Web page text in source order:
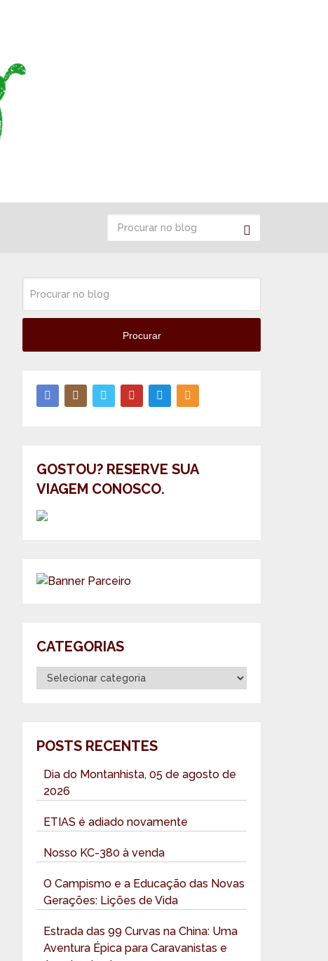
Procurar
GOSTOU? RESERVE SUA
VIAGEM CONOSCO.
CATEGORIAS
Categorias
POSTS RECENTES
Dia do Montanhista, 05 de agosto de
2026
ETIAS é adiado novamente
Nosso KC-380 à venda
O Campismo e a Educação das Novas
Gerações: Lições de Vida
Estrada das 99 Curvas na China: Uma
Aventura Épica para Caravanistas e